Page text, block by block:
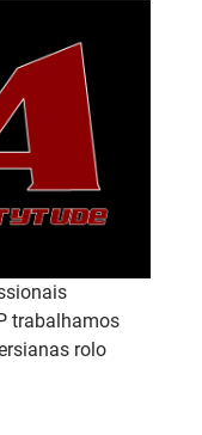
trabalhamos
rolo